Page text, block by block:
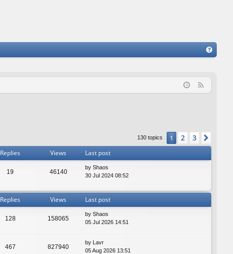
Q
130 topics 1 2 3
Replies Views Last post
19 46140
by Shaos
30 Jul 2024 08:52
Replies Views Last post
128 158065
by Shaos
05 Jul 2026 14:51
467 827940
by Lavr
05 Aug 2026 13:51